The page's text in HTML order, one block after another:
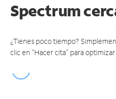
Spectrum
¿Tienes poco tiempo?
clic en "Hacer cita" para